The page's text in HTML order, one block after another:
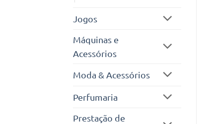
Jogos
Máquinas e
Acessórios
Moda & Acessórios
Perfumaria
Prestação de